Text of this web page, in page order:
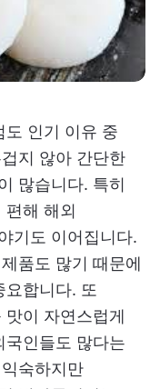
도 인기 이유 중
지 않아 간단한
많습니다. 특히
편해 해외
기도 이어집니다.
품도 많기 때문에
요합니다. 또
이 자연스럽게
국인들도 많다는
숙하지만